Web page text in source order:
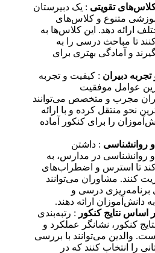
تقویتی : یک دبیرستان
متنوع و کلاس‌های
ارائه دهد. این کلاس‌ها به
تا مباحث درسی را به
و آمادگی بهتری برای
دبیران : کیفیت و تجربه
عوامل موفقیت
مجرب و متخصص می‌توانند
نحو منتقل کرده و با ارائه
را برای کنکور آماده
روانشناسی : داشتن
روانشناسی در مدارس، به
تا استرس و اضطراب‌های
کنند. مشاوران می‌توانند
برنامه‌ریزی درسی و
دانش‌آموزان ارائه دهند.
اساس نتایج کنکور : رتبه‌بندی
کنکور، نشانگر عملکرد و
والدین می‌توانند با بررسی
را انتخاب کنند که در